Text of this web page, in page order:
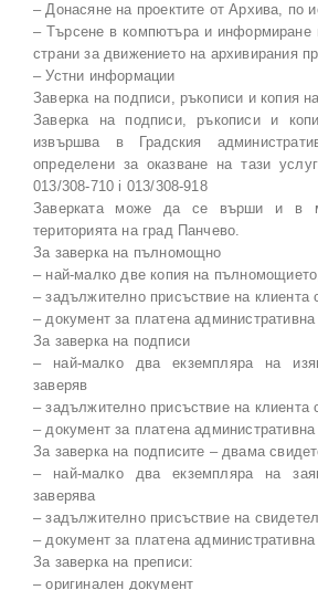
– Донасяне на проектите от Архива, по
– Търсене в компютъра и информиране
страни за движението на архивирания
– Устни информации
Заверка на подписи, ръкописи и копия
Заверка на подписи, ръкописи и
извършва в Градския
определени за оказване на тази
013/308-710 i 013/308-918
Заверката може да се върши и в
територията на град Панчево.
За заверка на пълномощно
– най-малко две копия на
– задължително присъствие на клиента
– документ за платена административна
За заверка на подписи
– най-малко два екземпляра на
заверяв
– задължително присъствие на клиента
– документ за платена административна
За заверка на подписите – двама
– най-малко два екземпляра на
заверява
– задължително присъствие на
– документ за платена административна
За заверка на преписи:
– оригинален документ